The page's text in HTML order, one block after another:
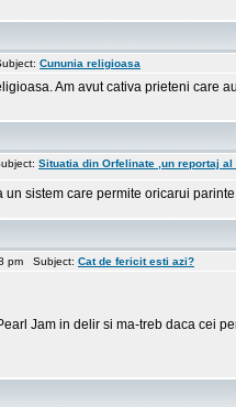
Cununia religioasa
Am avut cativa prieteni care
Situatia din Orfelinate ,un reportaj al
sistem care permite oricarui
pm Subject: Cat de fericit esti azi?
Jam in delir si ma-treb daca cei